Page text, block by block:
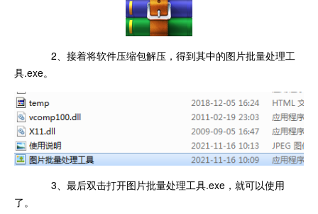
2、接着将软件压缩包解压，得到其中的图片批量处理工
具.exe。
3、最后双击打开图片批量处理工具.exe，就可以使用
了。